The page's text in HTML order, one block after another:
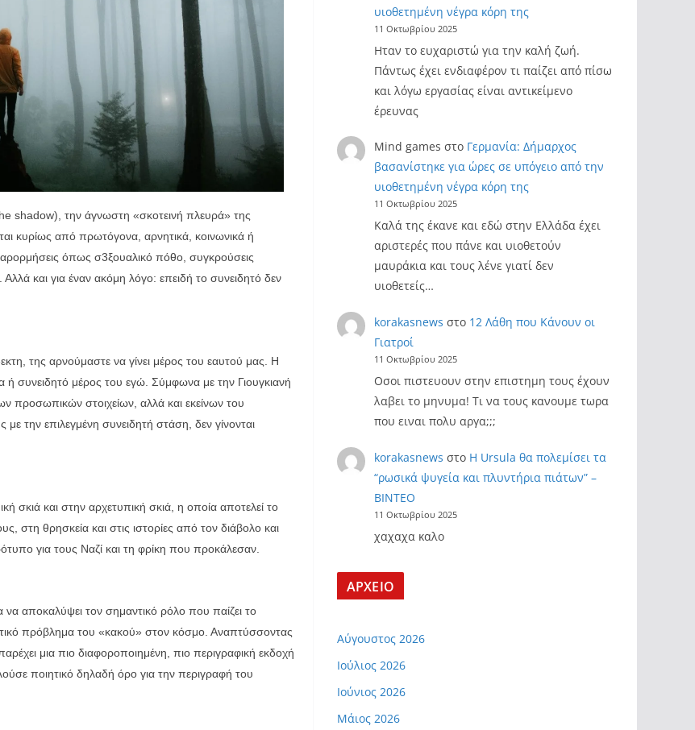
shadow), την άγνωστη «σκοτεινή πλευρά» της
κυρίως από πρωτόγονα, αρνητικά, κοινωνικά ή
όπως σ3ξουαλικό πόθο, συγκρούσεις
και για έναν ακόμη λόγο: επειδή το συνειδητό δεν
της αρνούμαστε να γίνει μέρος του εαυτού μας. Η
ή συνειδητό μέρος του εγώ. Σύμφωνα με την Γιουγκιανή
προσωπικών στοιχείων, αλλά και εκείνων του
την επιλεγμένη συνειδητή στάση, δεν γίνονται
και στην αρχετυπική σκιά, η οποία αποτελεί το
στη θρησκεία και στις ιστορίες από τον διάβολο και
για τους Ναζί και τη φρίκη που προκάλεσαν.
να αποκαλύψει τον σημαντικό ρόλο που παίζει το
πρόβλημα του «κακού» στον κόσμο. Αναπτύσσοντας
μια πιο διαφοροποιημένη, πιο περιγραφική εκδοχή
ποιητικό δηλαδή όρο για την περιγραφή του
υιοθετημένη νέγρα κόρη της
11 Οκτωβρίου 2025
Ηταν το ευχαριστώ για την καλή ζωή.
Πάντως έχει ενδιαφέρον τι παίζει από πίσω
και λόγω εργασίας είναι αντικείμενο
έρευνας
Mind games στο Γερμανία: Δήμαρχος
βασανίστηκε για ώρες σε υπόγειο από την
υιοθετημένη νέγρα κόρη της
11 Οκτωβρίου 2025
Καλά της έκανε και εδώ στην Ελλάδα έχει
αριστερές που πάνε και υιοθετούν
μαυράκια και τους λένε γιατί δεν
υιοθετείς…
korakasnews στο 12 Λάθη που Κάνουν οι
Γιατροί
11 Οκτωβρίου 2025
Οσοι πιστευουν στην επιστημη τους έχουν
λαβει το μηνυμα! Τι να τους κανουμε τωρα
που ειναι πολυ αργα;;;
korakasnews στο Η Ursula θα πολεμίσει τα
“ρωσικά ψυγεία και πλυντήρια πιάτων” –
ΒΙΝΤΕΟ
11 Οκτωβρίου 2025
χαχαχα καλο
ΑΡΧΕΙΟ
Αύγουστος 2026
Ιούλιος 2026
Ιούνιος 2026
Μάιος 2026